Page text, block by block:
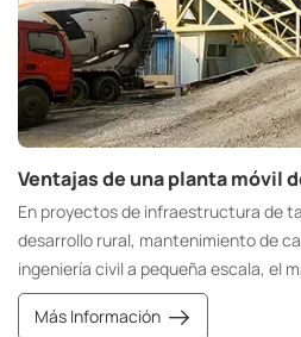
En proyectos de infraestructura de
desarrollo rural, mantenimiento de
ingeniería civil a pequeña escala, el
las pequeñas constructoras no suele
construcción, sino la imprevisibilidad
Más Información